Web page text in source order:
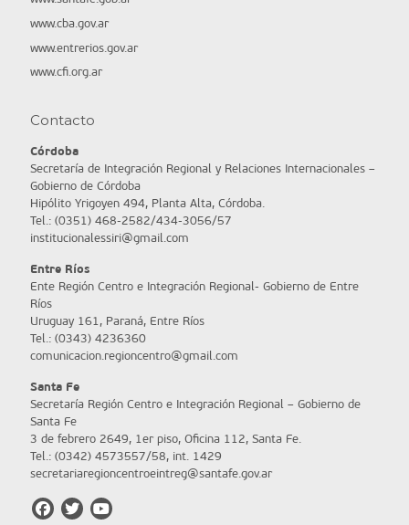
www.cba.gov.ar
www.entrerios.gov.ar
www.cfi.org.ar
Contacto
Córdoba
Secretaría de Integración Regional y Relaciones Internacionales –
Gobierno de Córdoba
Hipólito Yrigoyen 494, Planta Alta, Córdoba.
Tel.: (0351) 468-2582/434-3056/57
institucionalessiri@gmail.com
Entre Ríos
Ente Región Centro e Integración Regional- Gobierno de Entre
Ríos
Uruguay 161, Paraná, Entre Ríos
Tel.: (0343) 4236360
comunicacion.regioncentro@gmail.com
Santa Fe
Secretaría Región Centro e Integración Regional – Gobierno de
Santa Fe
3 de febrero 2649, 1er piso, Oficina 112, Santa Fe.
Tel.: (0342) 4573557/58, int. 1429
secretariaregioncentroeintreg@santafe.gov.ar